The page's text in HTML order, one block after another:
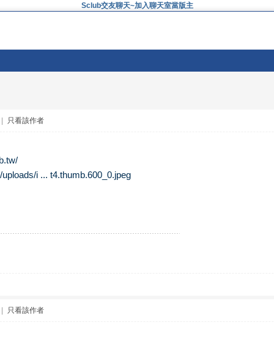
Sclub交友聊天~加入聊天室當版主
只看該作者
i ... t4.thumb.600_0.jpeg
只看該作者